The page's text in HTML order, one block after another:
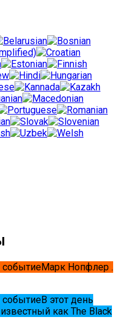
Марк Нопфлер .
В этот день
как The Black